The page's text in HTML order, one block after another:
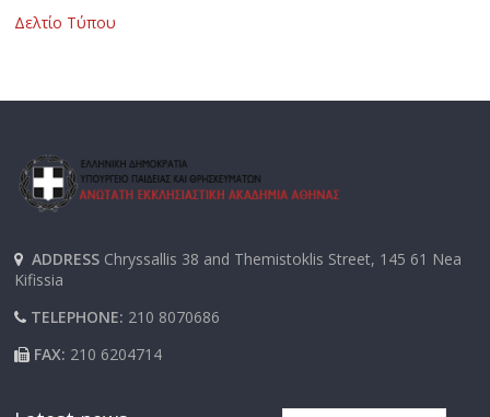
Δελτίο Τύπου
ADDRESS Chryssallis 38 and Themistoklis Street, 145 61 Nea
Kifissia
TELEPHONE: 210 8070686
FAX: 210 6204714